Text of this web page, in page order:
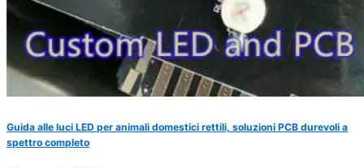
Guida alle luci LED per animali domestici rettili, soluzioni PCB durevoli a
spettro completo